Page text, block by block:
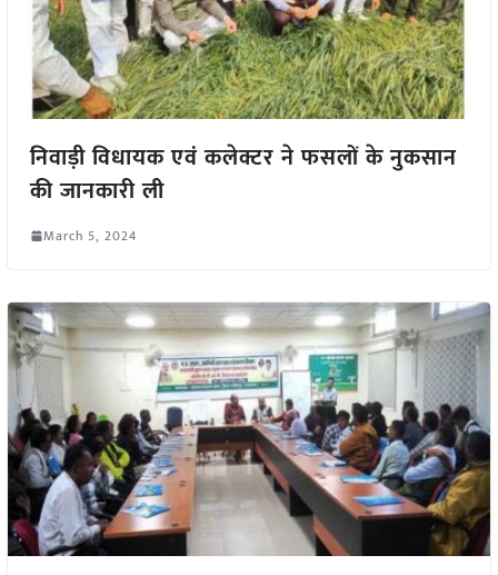
निवाड़ी विधायक एवं कलेक्टर ने फसलों के नुकसान
की जानकारी ली
March 5, 2024